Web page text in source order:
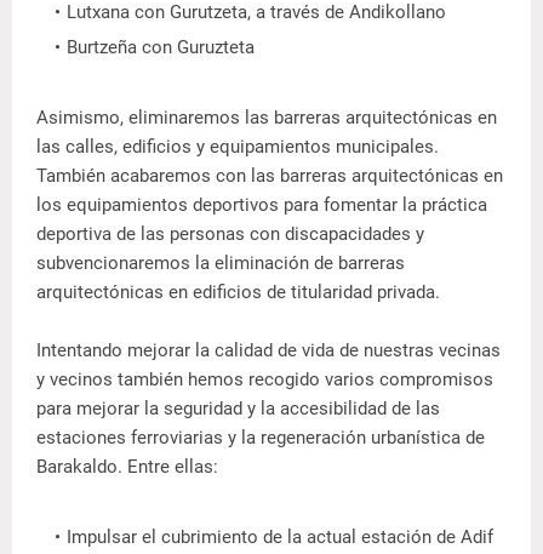
Lutxana con Gurutzeta, a través de Andikollano
Burtzeña con Guruzteta
Asimismo, eliminaremos las barreras arquitectónicas en
las calles, edificios y equipamientos municipales.
También acabaremos con las barreras arquitectónicas en
los equipamientos deportivos para fomentar la práctica
deportiva de las personas con discapacidades y
subvencionaremos la eliminación de barreras
arquitectónicas en edificios de titularidad privada.
Intentando mejorar la calidad de vida de nuestras vecinas
y vecinos también hemos recogido varios compromisos
para mejorar la seguridad y la accesibilidad de las
estaciones ferroviarias y la regeneración urbanística de
Barakaldo. Entre ellas:
Impulsar el cubrimiento de la actual estación de Adif